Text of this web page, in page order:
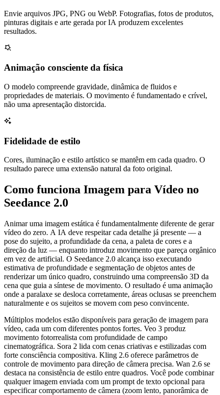
Envie arquivos JPG, PNG ou WebP. Fotografias, fotos de produtos,
pinturas digitais e arte gerada por IA produzem excelentes
resultados.
Animação consciente da física
O modelo compreende gravidade, dinâmica de fluidos e
propriedades de materiais. O movimento é fundamentado e crível,
não uma apresentação distorcida.
Fidelidade de estilo
Cores, iluminação e estilo artístico se mantêm em cada quadro. O
resultado parece uma extensão natural da foto original.
Como funciona Imagem para Vídeo no
Seedance 2.0
Animar uma imagem estática é fundamentalmente diferente de gerar
vídeo do zero. A IA deve respeitar cada detalhe já presente — a
pose do sujeito, a profundidade da cena, a paleta de cores e a
direção da luz — enquanto introduz movimento que pareça orgânico
em vez de artificial. O Seedance 2.0 alcança isso executando
estimativa de profundidade e segmentação de objetos antes de
renderizar um único quadro, construindo uma compreensão 3D da
cena que guia a síntese de movimento. O resultado é uma animação
onde a paralaxe se desloca corretamente, áreas oclusas se preenchem
naturalmente e os sujeitos se movem com peso convincente.
Múltiplos modelos estão disponíveis para geração de imagem para
vídeo, cada um com diferentes pontos fortes. Veo 3 produz
movimento fotorrealista com profundidade de campo
cinematográfica. Sora 2 lida com cenas criativas e estilizadas com
forte consciência compositiva. Kling 2.6 oferece parâmetros de
controle de movimento para direção de câmera precisa. Wan 2.6 se
destaca na consistência de estilo entre quadros. Você pode combinar
qualquer imagem enviada com um prompt de texto opcional para
especificar comportamento de câmera (zoom lento, panorâmica de